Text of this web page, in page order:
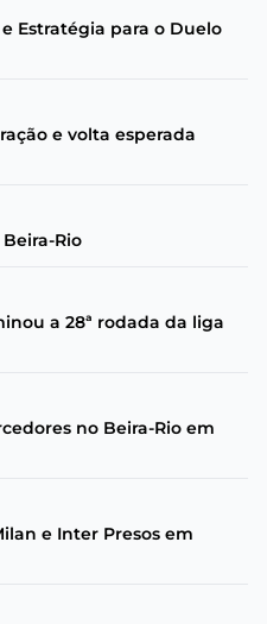
Estratégia para o Duelo
e volta esperada
Rio
a 28ª rodada da liga
no Beira-Rio em
e Inter Presos em